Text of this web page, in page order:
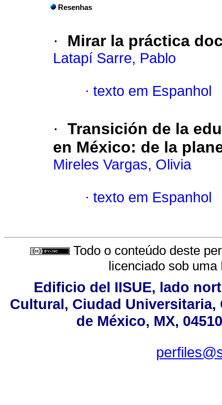
Resenhas
· Mirar la práctica
Latapí Sarre, Pablo
· texto em Espanhol
· Transición de la
en México: de la
Mireles Vargas, Olivia
· texto em Espanhol
Todo o conteúdo deste
licenciado sob uma
Edificio del IISUE, lado
Cultural, Ciudad
de México, MX,